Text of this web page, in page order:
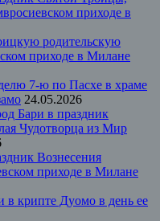
приходе в
родительскую
приходе в Милане
7-ю по Пасхе в храме
24.05.2026
Бари в праздник
Чудотворца из Мир
Вознесения
приходе в Милане
крипте Дуомо в день ее